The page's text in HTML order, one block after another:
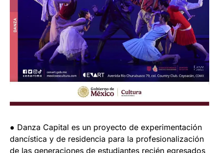
● Danza Capital es un proyecto de experimentación
dancística y de residencia para la profesionalización
de las generaciones de estudiantes recién egresados